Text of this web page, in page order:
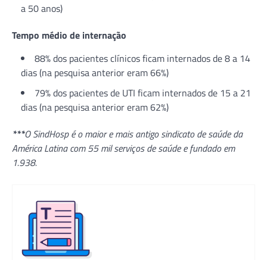
a 50 anos)
Tempo médio de internação
88% dos pacientes clínicos ficam internados de 8 a 14
dias (na pesquisa anterior eram 66%)
79% dos pacientes de UTI ficam internados de 15 a 21
dias (na pesquisa anterior eram 62%)
***O SindHosp é o maior e mais antigo sindicato de saúde da
América Latina com 55 mil serviços de saúde e fundado em
1.938.